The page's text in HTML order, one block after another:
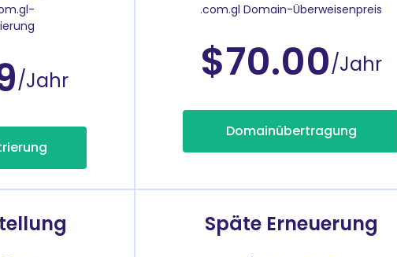
/Jahr
.com.gl Domain-Überweisenpreis
$70.00/Jahr
Domainübertragung
Späte Erneuerung